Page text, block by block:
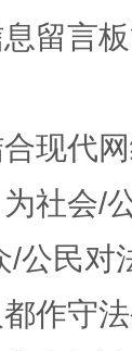
留言
现代
社会/
/公民对
作守法